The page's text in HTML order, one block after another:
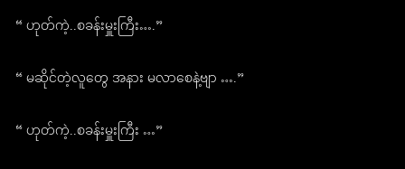
“ ဟုတ်ကဲ့..စခန်းမှူးကြီး….”
“ မဆိုင်တဲ့လူတွေ အနား မလာစေနဲ့ဗျာ ….”
“ ဟုတ်ကဲ့..စခန်းမှူးကြီး …”